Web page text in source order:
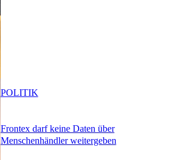
Frontex darf keine Daten über
Menschenhändler weitergeben
POLITIK